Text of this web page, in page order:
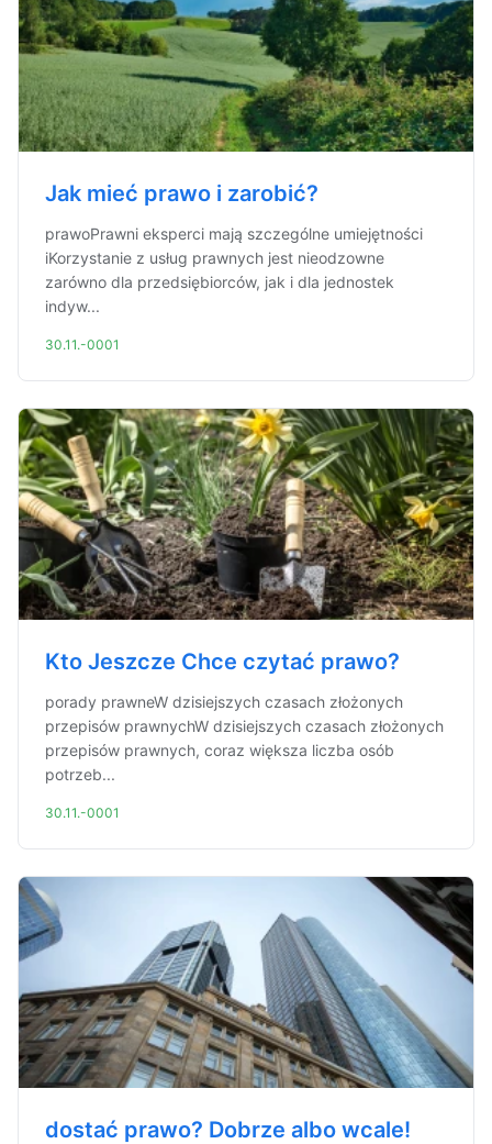
Jak mieć prawo i zarobić?
prawoPrawni eksperci mają szczególne umiejętności
iKorzystanie z usług prawnych jest nieodzowne
zarówno dla przedsiębiorców, jak i dla jednostek
indyw...
30.11.-0001
Kto Jeszcze Chce czytać prawo?
porady prawneW dzisiejszych czasach złożonych
przepisów prawnychW dzisiejszych czasach złożonych
przepisów prawnych, coraz większa liczba osób
potrzeb...
30.11.-0001
dostać prawo? Dobrze albo wcale!